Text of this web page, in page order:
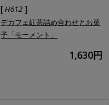
[H612 ]
デカフェ紅茶詰め合わせとお菓
子「モーメント」
1,630円